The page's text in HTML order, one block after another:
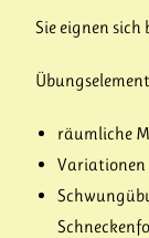
Sie eignen
räumliche
Variationen